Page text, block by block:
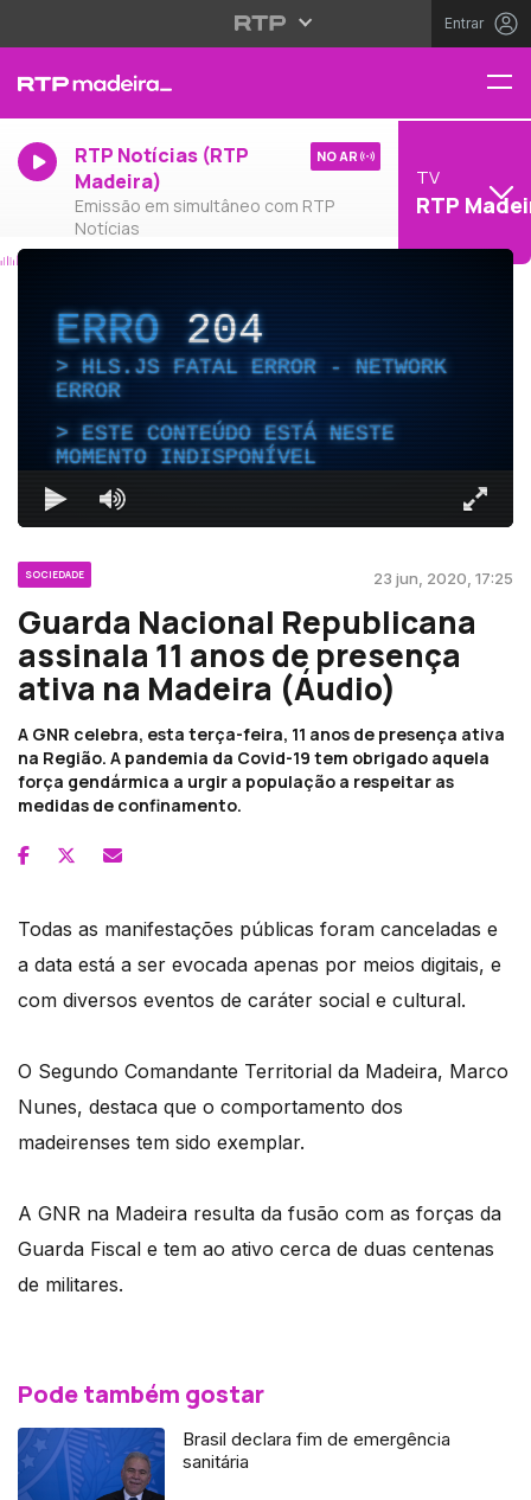
Entrar
RTP Notícias (RTP
Madeira)
Emissão em simultâneo com RTP
Notícias
NO AR
TV
RTP
ERRO204
HLS.JS FATAL ERROR - NETWORK
ERROR
ESTE CONTEÚDO ESTÁ NESTE
MOMENTO INDISPONÍVEL
SOCIEDADE 23 jun, 2020, 17:25
Guarda Nacional Republicana
assinala 11 anos de presença
ativa na Madeira (Áudio)
A GNR celebra, esta terça-feira, 11 anos de presença ativa
na Região. A pandemia da Covid-19 tem obrigado aquela
força gendármica a urgir a população a respeitar as
medidas de confinamento.
Todas as manifestações públicas foram canceladas e
a data está a ser evocada apenas por meios digitais, e
com diversos eventos de caráter social e cultural.
O Segundo Comandante Territorial da Madeira, Marco
Nunes, destaca que o comportamento dos
madeirenses tem sido exemplar.
A GNR na Madeira resulta da fusão com as forças da
Guarda Fiscal e tem ao ativo cerca de duas centenas
de militares.
Pode também gostar
Brasil declara fim de emergência
sanitária